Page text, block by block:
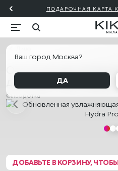
ПОДАРОЧНАЯ КАРТА
Ваш город Москва?
ДА
Обновленная
для лица / New Hydra
Сыворотка
ДОБАВЬТЕ В КОРЗИНУ,